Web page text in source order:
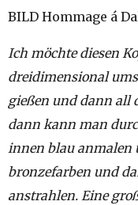
BILD Hommage á
Ich möchte diesen
dreidimensional
gießen und dann all
dann kann man
innen blau anmalen
bronzefarben und
anstrahlen. Eine